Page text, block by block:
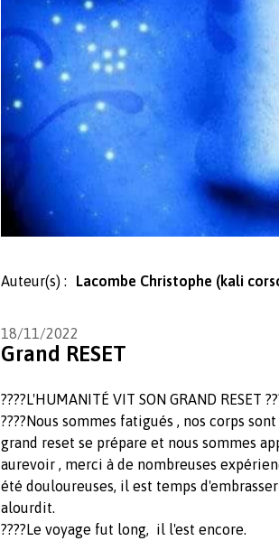
Auteur(s) : Lacombe Christophe (kali
18/11/2022
Grand RESET
????L'HUMANITÉ VIT SON GRAND RESET
????Nous sommes fatigués , nos corps
grand reset se prépare et nous sommes
aurevoir , merci à de nombreuses
été douloureuses, il est temps
alourdit.
????Le voyage fut long, il l'est encore.